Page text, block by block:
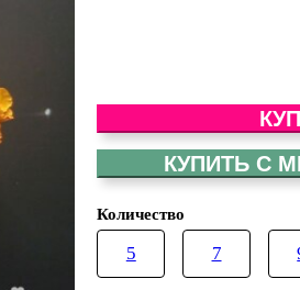
КУПИТЬ С
Количество
5 7